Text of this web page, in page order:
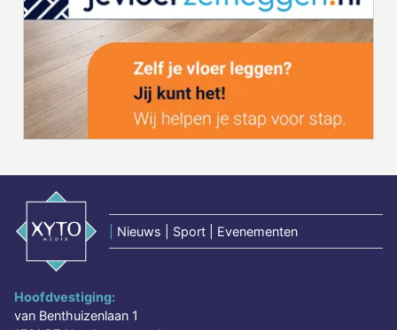
Nieuws | Sport | Evenementen
Hoofdvestiging:
van Benthuizenlaan 1